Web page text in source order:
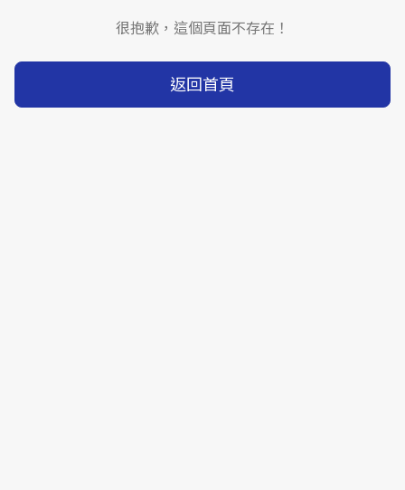
很抱歉，這個頁面不存在！
返回首頁